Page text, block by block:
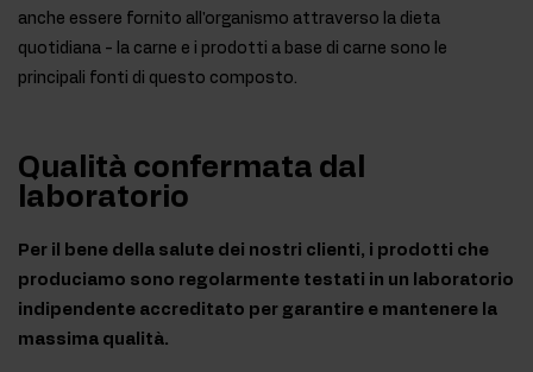
anche essere fornito all'organismo attraverso la dieta
quotidiana - la carne e i prodotti a base di carne sono le
principali fonti di questo composto.
Qualità confermata dal
laboratorio
Per il bene della salute dei nostri clienti, i prodotti che
produciamo sono regolarmente testati in un laboratorio
indipendente accreditato per garantire e mantenere la
massima qualità.